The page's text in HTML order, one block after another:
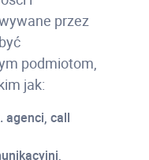
przez
podmiotom,
jak:
agenci, call